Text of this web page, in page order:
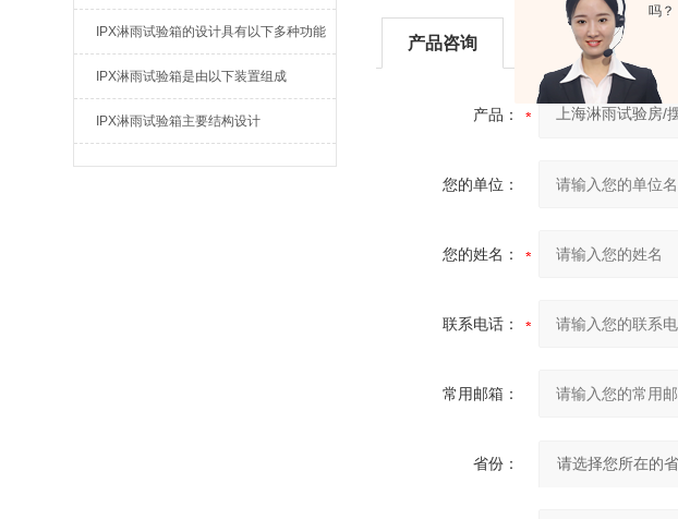
吗？
IPX淋雨试验箱的设计具有以下多种功能
IPX淋雨试验箱是由以下装置组成
IPX淋雨试验箱主要结构设计
产品咨询
产品：
您的单位：
您的姓名：
联系电话：
常用邮箱：
省份：